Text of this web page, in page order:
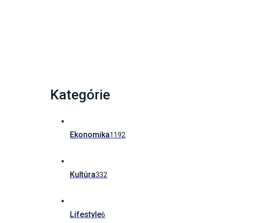
Kategórie
Ekonomika1192
Kultúra332
Lifestyle6